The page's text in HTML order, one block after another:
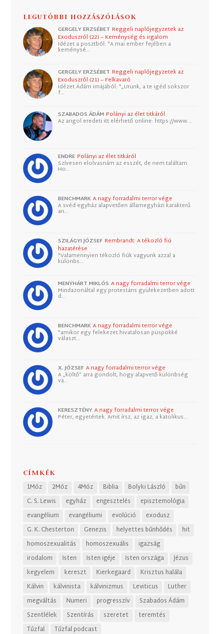
LEGUTÓBBI HOZZÁSZÓLÁSOK
GERGELY ERZSÉBET Reggeli naplójegyzetek az
Exoduszról (22) – Keménység és irgalom
Idézet a posztból: "A mai ember fejében a
keménysé…
GERGELY ERZSÉBET Reggeli naplójegyzetek az
Exoduszról (21) – Felkavaró
Idézet Ádám imájából: "„Urunk, a te igéd sokszor
f…
SZABADOS ÁDÁM Polányi az élet titkáról
Az angol eredeti itt elérhető online: https://www.…
ENDRE Polányi az élet titkáról
Szívesen elolvasnám az esszét, de nem találtam.
Ho…
BENCHMARK A nagy forradalmi terror vége
A svéd egyház alapvetően államegyházi karakterű
an…
SZILÁGYI JÓZSEF Rembrandt: A tékozló fiú
hazatérése
"Valamennyien tékozló fiúk vagyunk azzal a
különbs…
MENYHÁRT MIKLÓS A nagy forradalmi terror vége
Mindazonáltal egy protestáns gyülekezetben adott
d…
BENCHMARK A nagy forradalmi terror vége
"amikor egy felekezet hivatalosan püspökké
választ…
X. JÓZSEF A nagy forradalmi terror vége
A „költő” arra gondolt, hogy alapvető különbség
va…
KERESZTÉNY A nagy forradalmi terror vége
Péter, egyetértek. Amit írsz, az igaz, a katolikus…
CÍMKÉK
1Móz 2Móz 4Móz Biblia Bolyki László
bűn
C. S. Lewis
egyház engesztelés
episztemológia
evangélium
evangéliumi evolúció
exodusz
G. K. Chesterton
Genezis helyettes bűnhődés
hit
homoszexualitás
homoszexuális
igazság
irodalom
Isten Isten igéje Isten országa
Jézus
kegyelem
kereszt Kierkegaard
Krisztus halála
Kálvin
kálvinista kálvinizmus Leviticus
Luther
megváltás
Numeri progresszív
Szabados Ádám
Szentlélek
Szentírás szeretet
teremtés
Tűzfal
Tűzfal podcast